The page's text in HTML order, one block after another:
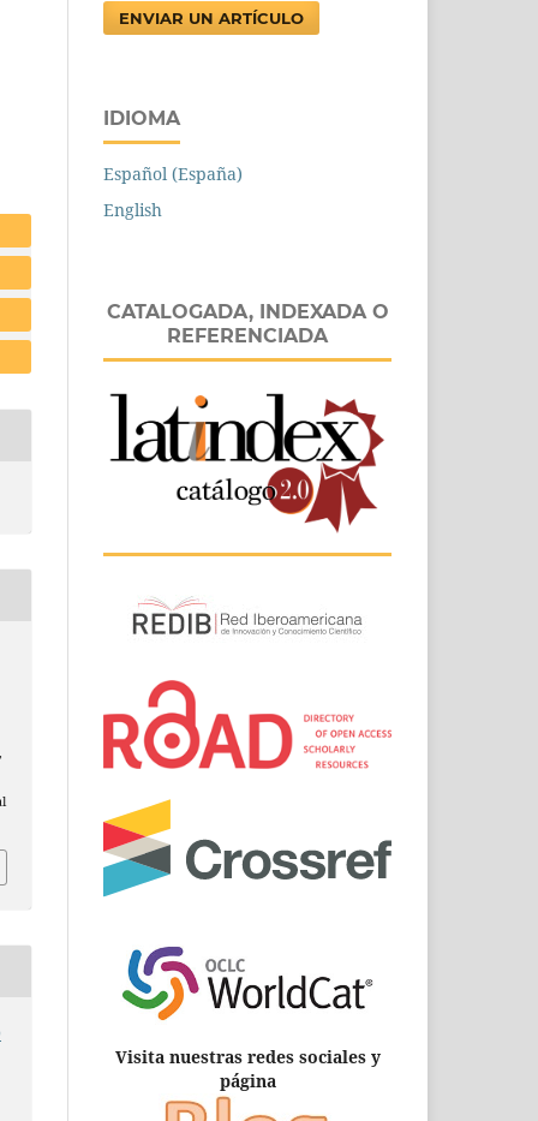
ENVIAR UN ARTÍCULO
IDIOMA
Español (España)
English
CATALOGADA, INDEXADA O
REFERENCIADA
Visita nuestras redes sociales y
página